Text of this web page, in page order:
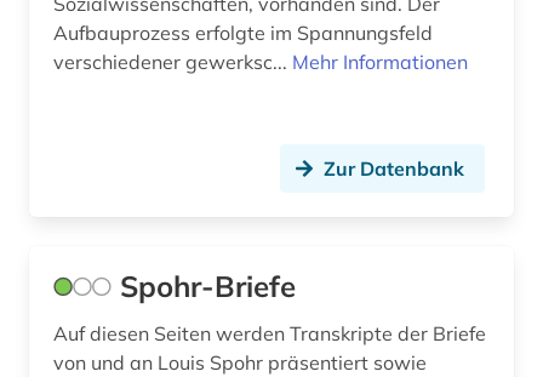
Aufbauprozess erfolgte im Spannungsfeld
verschiedener gewerksc... Mehr Informationen
Zur Datenbank
Spohr-Briefe
Auf diesen Seiten werden Transkripte der Briefe
von und an Louis Spohr präsentiert sowie